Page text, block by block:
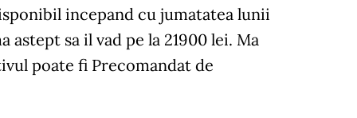
incepand cu jumatatea lunii
sa il vad pe la 21900 lei. Ma
poate fi Precomandat de